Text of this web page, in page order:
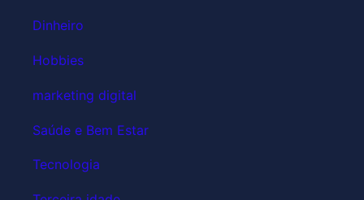
Dinheiro
Hobbies
marketing digital
Saúde e Bem Estar
Tecnologia